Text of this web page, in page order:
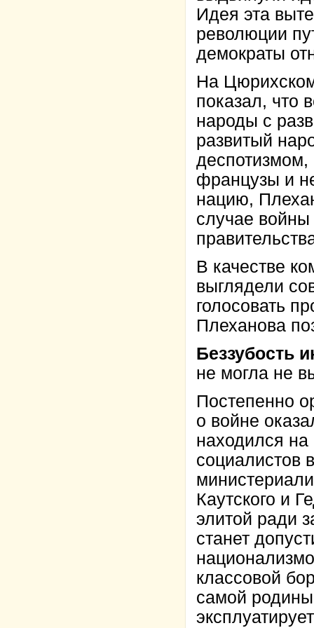
Идея эта
революции
демократы
На
показал, что
народы с
развитый
деспотизмом,
французы и
нацию,
случае войны
В качестве
выглядели
голосовать
Плеханова
Беззубость
не могла не
Постепенно
о войне
находился
социалистов
Каутского и
элитой ради
станет
классовой
самой